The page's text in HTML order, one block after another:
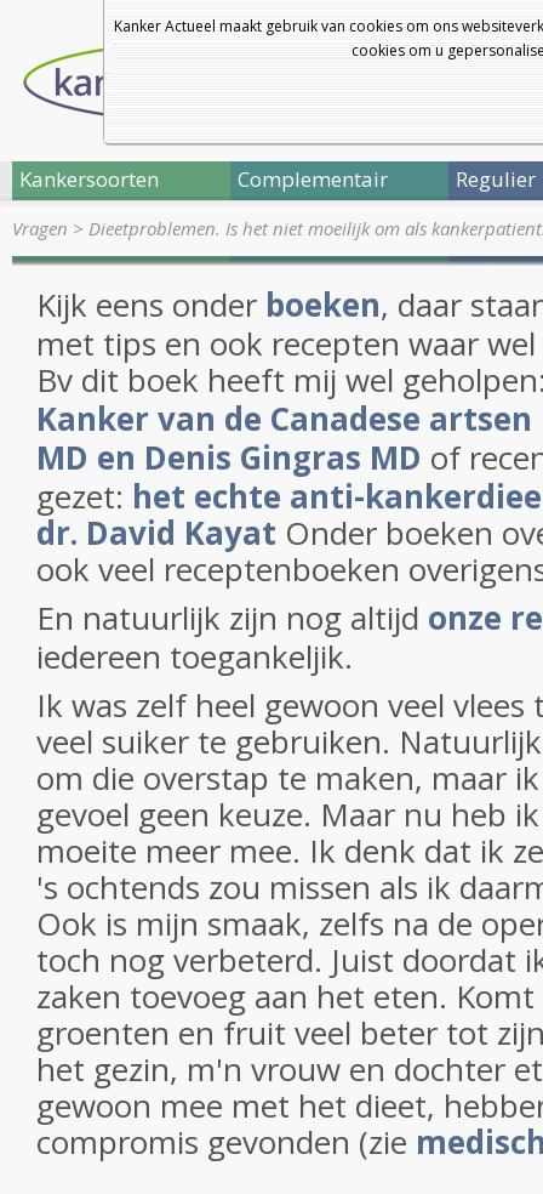
Kanker Actueel maakt gebruik van cookies om ons
cookies om u
Kankersoorten Complementair Regulier
Vragen > Dieetproblemen. Is het niet moeilijk om als
Kijk eens onder boeken, daar
met tips en ook recepten waar
Bv dit boek heeft mij wel
Kanker van de Canadese
MD en Denis Gingras MD of
gezet: het echte anti-
dr. David Kayat Onder boeken
ook veel receptenboeken
En natuurlijk zijn nog altijd onze
iedereen toegankeljik.
Ik was zelf heel gewoon veel
veel suiker te gebruiken.
om die overstap te maken, maar
gevoel geen keuze. Maar nu heb
moeite meer mee. Ik denk dat ik
's ochtends zou missen als ik
Ook is mijn smaak, zelfs na de
toch nog verbeterd. Juist doordat
zaken toevoeg aan het eten.
groenten en fruit veel beter tot
het gezin, m'n vrouw en dochter
gewoon mee met het dieet,
compromis gevonden (zie